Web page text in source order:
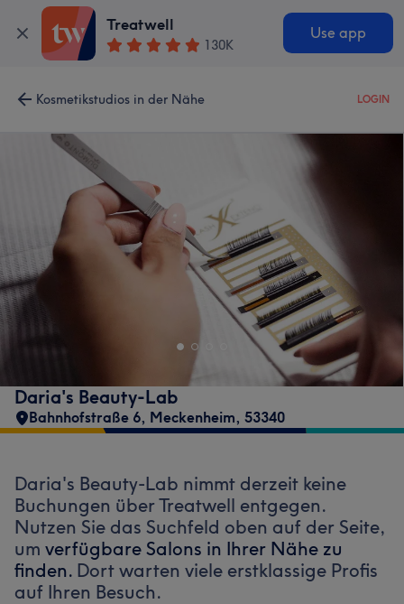
Treatwell
130K
Use app
Kosmetikstudios in der Nähe LOGIN
Daria's Beauty-Lab
Bahnhofstraße 6, Meckenheim, 53340
Daria's Beauty-Lab nimmt derzeit keine
Buchungen über Treatwell entgegen.
Nutzen Sie das Suchfeld oben auf der Seite,
um verfügbare Salons in Ihrer Nähe zu
finden. Dort warten viele erstklassige Profis
auf Ihren Besuch.